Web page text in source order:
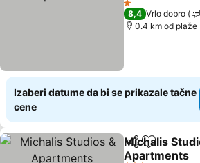
1 Zvezdice
8,4 Vrlo dobro
0.4 km od plaže
Izaberi datume da bi se prikazale tačne
cene
Deli Dodati u
Michalis
Apartments